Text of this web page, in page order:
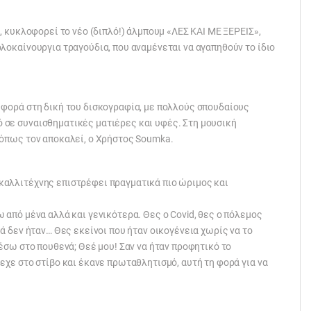
το νέο (διπλό!) άλμπουμ «ΛΕΣ ΚΑΙ ΜΕ ΞΕΡΕΙΣ»,
τραγούδια, που αναμένεται να αγαπηθούν το ίδιο
στη δική του δισκογραφία, με πολλούς σπουδαίους
συναισθηματικές ματιέρες και υφές. Στη μουσική
τον αποκαλεί, ο Χρήστος Soumka.
επιστρέφει πραγματικά πιο ώριμος και
μένα αλλά και γενικότερα. Θες ο Covid, θες ο πόλεμος
δεν ήταν… Θες εκείνοι που ήταν οικογένεια χωρίς να το
στο πουθενά; Θεέ μου! Σαν να ήταν προφητικό το
στο στίβο και έκανε πρωταθλητισμό, αυτή τη φορά για να